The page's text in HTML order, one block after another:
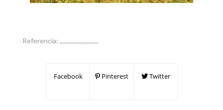
Referencia: ,,,,,,,,,,,,,,,,,,,,,,,,,,
Facebook Pinterest Twitter